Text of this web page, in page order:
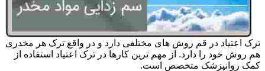
ترک اعتیاد در قم روش های مختلفی دارد و در واقع ترک هر مخدری
هم روش خود را دارد. از مهم ترین کارها در ترک اعتیاد استفاده از
کمک روانپزشک متخصص است.